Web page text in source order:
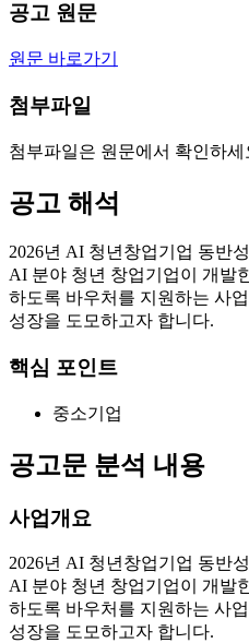
공고 원문
원문 바로가기
첨부파일
첨부파일은 원문에서 확인하세
공고 해석
2026년 AI 청년창업기업 동반
AI 분야 청년 창업기업이 개발
하도록 바우처를 지원하는 사
성장을 도모하고자 합니다.
핵심 포인트
중소기업
공고문 분석 내용
사업개요
2026년 AI 청년창업기업 동반
AI 분야 청년 창업기업이 개발
하도록 바우처를 지원하는 사
성장을 도모하고자 합니다.